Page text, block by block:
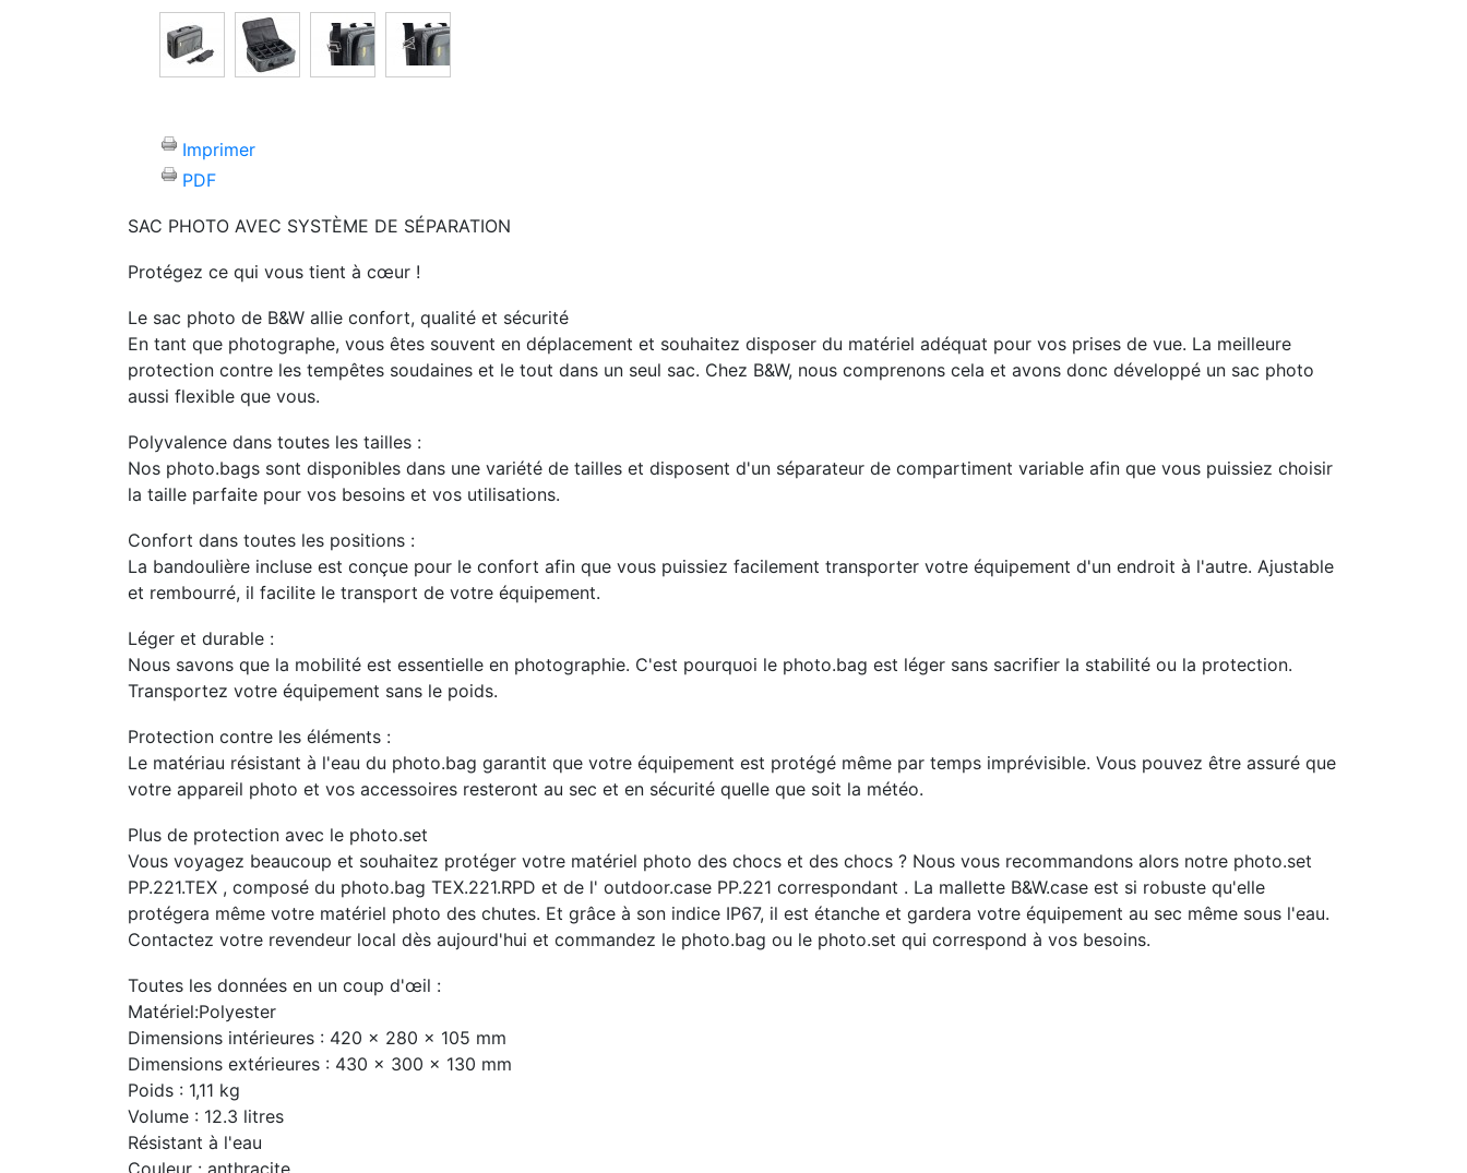
Imprimer
PDF
SAC PHOTO AVEC SYSTÈME DE SÉPARATION
Protégez ce qui vous tient à cœur !
Le sac photo de B&W allie confort, qualité et sécurité
En tant que photographe, vous êtes souvent en déplacement et souhaitez disposer du matériel adéquat pour vos prises de vue. La meilleure
protection contre les tempêtes soudaines et le tout dans un seul sac. Chez B&W, nous comprenons cela et avons donc développé un sac photo
aussi flexible que vous.
Polyvalence dans toutes les tailles :
Nos photo.bags sont disponibles dans une variété de tailles et disposent d'un séparateur de compartiment variable afin que vous puissiez choisir
la taille parfaite pour vos besoins et vos utilisations.
Confort dans toutes les positions :
La bandoulière incluse est conçue pour le confort afin que vous puissiez facilement transporter votre équipement d'un endroit à l'autre. Ajustable
et rembourré, il facilite le transport de votre équipement.
Léger et durable :
Nous savons que la mobilité est essentielle en photographie. C'est pourquoi le photo.bag est léger sans sacrifier la stabilité ou la protection.
Transportez votre équipement sans le poids.
Protection contre les éléments :
Le matériau résistant à l'eau du photo.bag garantit que votre équipement est protégé même par temps imprévisible. Vous pouvez être assuré que
votre appareil photo et vos accessoires resteront au sec et en sécurité quelle que soit la météo.
Plus de protection avec le photo.set
Vous voyagez beaucoup et souhaitez protéger votre matériel photo des chocs et des chocs ? Nous vous recommandons alors notre photo.set
PP.221.TEX , composé du photo.bag TEX.221.RPD et de l' outdoor.case PP.221 correspondant . La mallette B&W.case est si robuste qu'elle
protégera même votre matériel photo des chutes. Et grâce à son indice IP67, il est étanche et gardera votre équipement au sec même sous l'eau.
Contactez votre revendeur local dès aujourd'hui et commandez le photo.bag ou le photo.set qui correspond à vos besoins.
Toutes les données en un coup d'œil :
Matériel:Polyester
Dimensions intérieures : 420 x 280 x 105 mm
Dimensions extérieures : 430 x 300 x 130 mm
Poids : 1,11 kg
Volume : 12.3 litres
Résistant à l'eau
Couleur : anthracite